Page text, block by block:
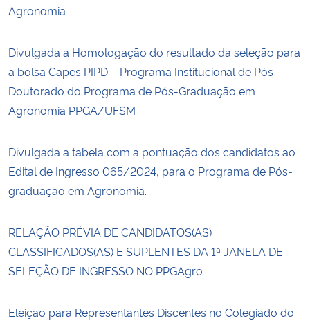
Agronomia
Divulgada a Homologação do resultado da seleção para
a bolsa Capes PIPD – Programa Institucional de Pós-
Doutorado do Programa de Pós-Graduação em
Agronomia PPGA/UFSM
Divulgada a tabela com a pontuação dos candidatos ao
Edital de Ingresso 065/2024, para o Programa de Pós-
graduação em Agronomia.
RELAÇÃO PRÉVIA DE CANDIDATOS(AS)
CLASSIFICADOS(AS) E SUPLENTES DA 1ª JANELA DE
SELEÇÃO DE INGRESSO NO PPGAgro
Eleição para Representantes Discentes no Colegiado do